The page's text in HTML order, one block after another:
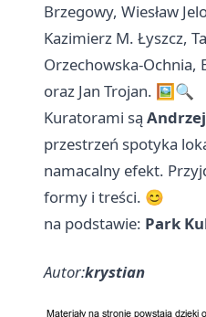
Brzegowy, Wiesław
Kazimierz M. Łyszcz,
Orzechowska-Ochnia,
oraz Jan Trojan. 🖼️🔍
Kuratorami są
przestrzeń spotyka
namacalny efekt.
formy i treści. 😊
na podstawie: Park
Autor:krystian